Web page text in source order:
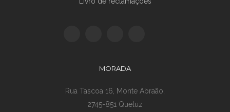
MORADA
Rua Tascoa 16, Monte Abraão,
2745-851 Queluz